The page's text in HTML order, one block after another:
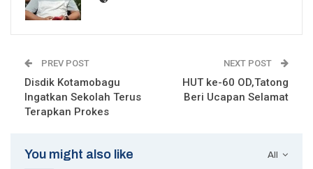
PREV POST
Disdik Kotamobagu
Ingatkan Sekolah Terus
Terapkan Prokes
NEXT POST
HUT ke-60 OD,Tatong
Beri Ucapan Selamat
All
You might also like